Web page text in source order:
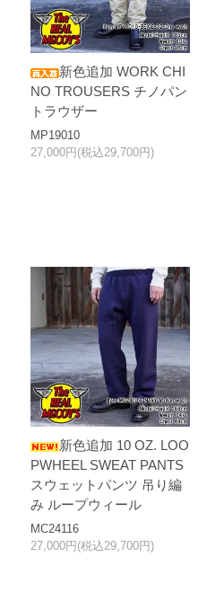
新色追加 WORK CHI
NO TROUSERS チノパン
トラウザー
MP19010
27,000円(税込29,700円)
新色追加 10 OZ. LOO
PWHEEL SWEAT PANTS
スウェットパンツ 吊り編
み ループウィール
MC24116
27,000円(税込29,700円)